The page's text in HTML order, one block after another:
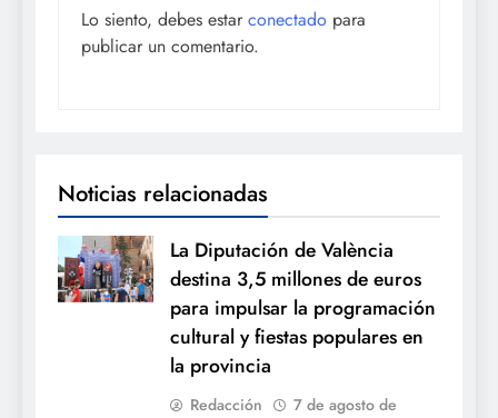
Lo siento, debes estar conectado para
publicar un comentario.
Noticias relacionadas
La Diputación de València
destina 3,5 millones de euros
para impulsar la programación
cultural y fiestas populares en
la provincia
Redacción
7 de agosto de